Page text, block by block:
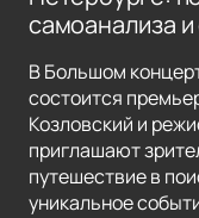
самоанализа и
В Большом
состоится
Козловский и
приглашают
путешествие в
уникальное